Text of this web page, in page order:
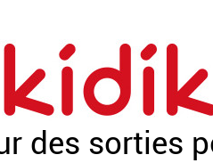
des sorties